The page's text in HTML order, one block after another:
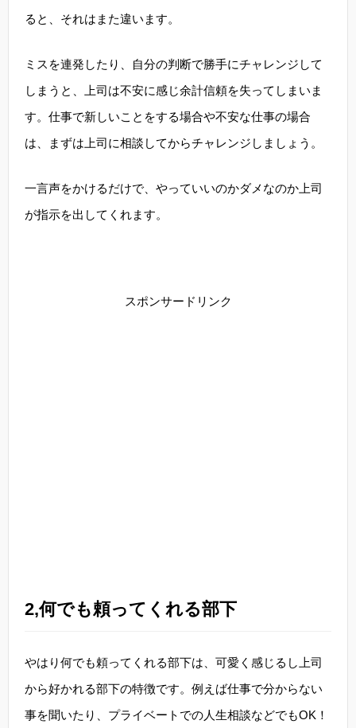
ると、それはまた違います。
ミスを連発したり、自分の判断で勝手にチャレンジして
しまうと、上司は不安に感じ余計信頼を失ってしまいま
す。仕事で新しいことをする場合や不安な仕事の場合
は、まずは上司に相談してからチャレンジしましょう。
一言声をかけるだけで、やっていいのかダメなのか上司
が指示を出してくれます。
スポンサードリンク
2,何でも頼ってくれる部下
やはり何でも頼ってくれる部下は、可愛く感じるし上司
から好かれる部下の特徴です。例えば仕事で分からない
事を聞いたり、プライベートでの人生相談などでもOK！